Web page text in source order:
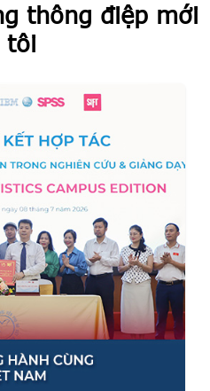
thông điệp mới
tôi